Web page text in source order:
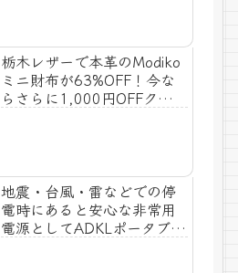
7,580円！
栃木レザーで本革のModiko
ミニ財布が63%OFF！今な
らさらに1,000円OFFクーポ
地震・台風・雷などでの停
電時にあると安心な非常用
電源としてADKLポータブル